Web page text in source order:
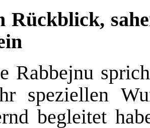
Rückblick,
Rabbejnu
speziellen
begleitet